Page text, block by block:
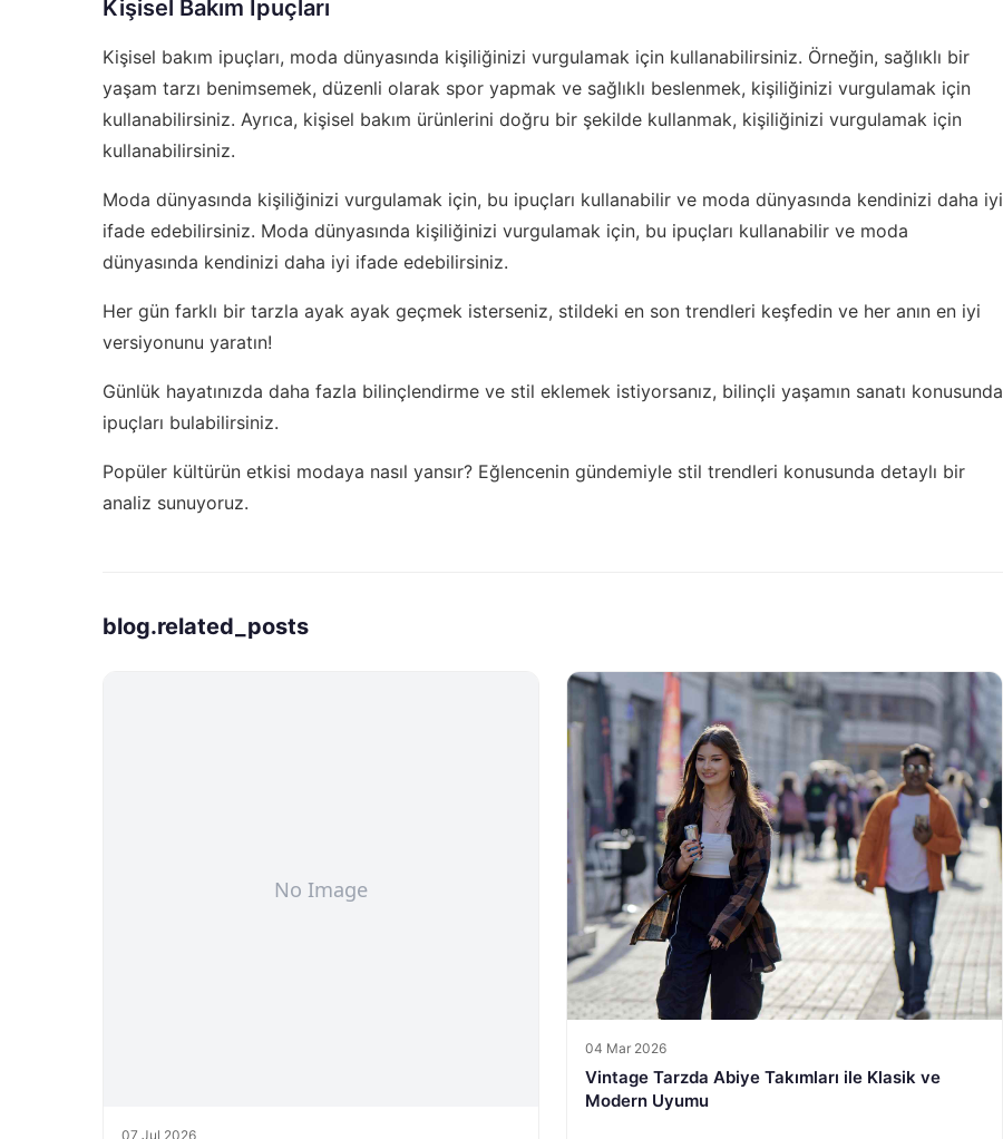
Kişisel Bakım İpuçları
Kişisel bakım ipuçları, moda dünyasında kişiliğinizi vurgulamak için kullanabilirsiniz. Örneğin, sağlıklı bir
yaşam tarzı benimsemek, düzenli olarak spor yapmak ve sağlıklı beslenmek, kişiliğinizi vurgulamak için
kullanabilirsiniz. Ayrıca, kişisel bakım ürünlerini doğru bir şekilde kullanmak, kişiliğinizi vurgulamak için
kullanabilirsiniz.
Moda dünyasında kişiliğinizi vurgulamak için, bu ipuçları kullanabilir ve moda dünyasında kendinizi daha iyi
ifade edebilirsiniz. Moda dünyasında kişiliğinizi vurgulamak için, bu ipuçları kullanabilir ve moda
dünyasında kendinizi daha iyi ifade edebilirsiniz.
Her gün farklı bir tarzla ayak ayak geçmek isterseniz, stildeki en son trendleri keşfedin ve her anın en iyi
versiyonunu yaratın!
Günlük hayatınızda daha fazla bilinçlendirme ve stil eklemek istiyorsanız, bilinçli yaşamın sanatı konusunda
ipuçları bulabilirsiniz.
Popüler kültürün etkisi modaya nasıl yansır? Eğlencenin gündemiyle stil trendleri konusunda detaylı bir
analiz sunuyoruz.
blog.related_posts
07 Jul 2026
04 Mar 2026
Vintage Tarzda Abiye Takımları ile Klasik ve
Modern Uyumu